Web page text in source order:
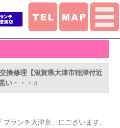
換修理【滋賀県大津市稲津付近
い・・・♬
ランチ大津京」にございます、